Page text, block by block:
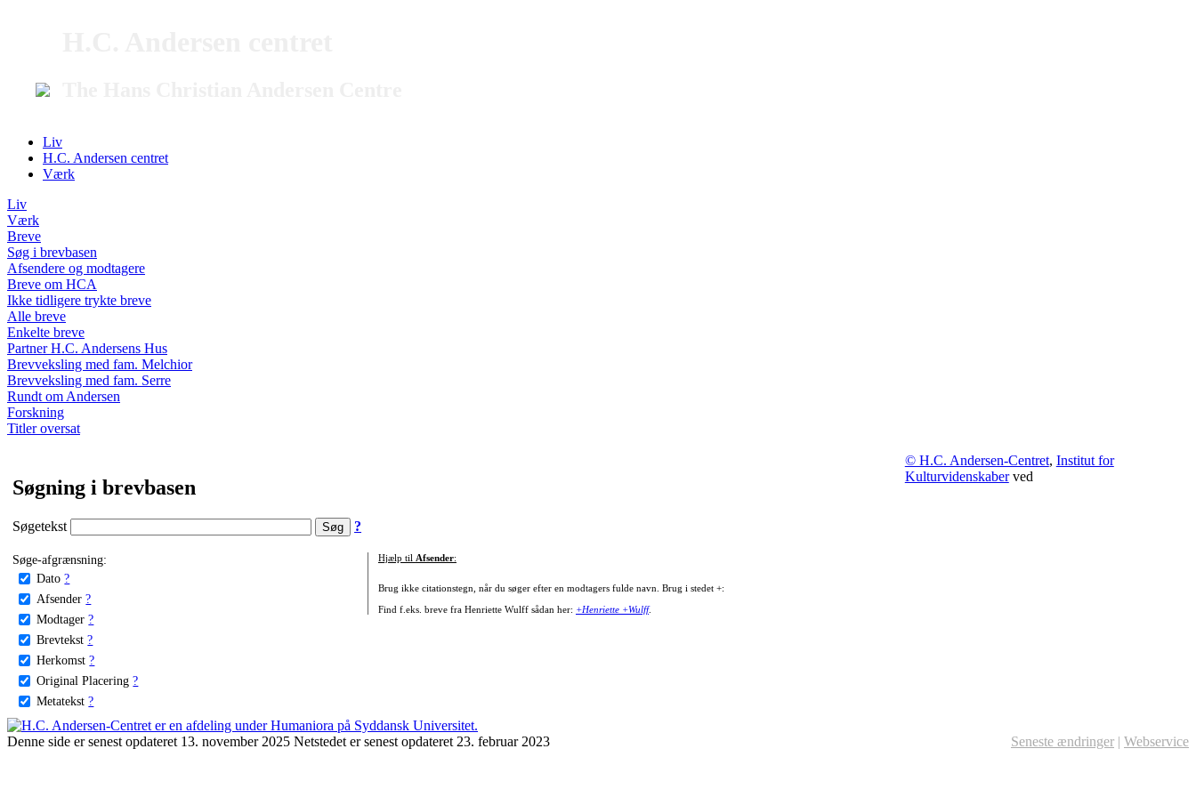
Liv
H.C. Andersen centret
Værk
Liv
Værk
Breve
Søg i brevbasen
Afsendere og modtagere
Breve om HCA
Ikke tidligere trykte breve
Alle breve
Enkelte breve
Partner H.C. Andersens Hus
Brevveksling med fam. Melchior
Brevveksling med fam. Serre
Rundt om Andersen
Forskning
Titler oversat
Søgning i brevbasen
Søgetekst ?
Søge-afgrænsning:
Dato ?
Afsender ?
Modtager ?
Brevtekst ?
Herkomst ?
Original Placering ?
Metatekst ?
Hjælp til Afsender:
Brug ikke citationstegn, når du søger efter en modtagers fulde navn. Brug i stedet +:
Find f.eks. breve fra Henriette Wulff sådan her: +Henriette +Wulff.
© H.C. Andersen-Centret, Institut for
Kulturvidenskaberved
Denne side er senest opdateret 13. november 2025 Netstedet er senest opdateret 23. februar 2023 Seneste ændringer | Webservice